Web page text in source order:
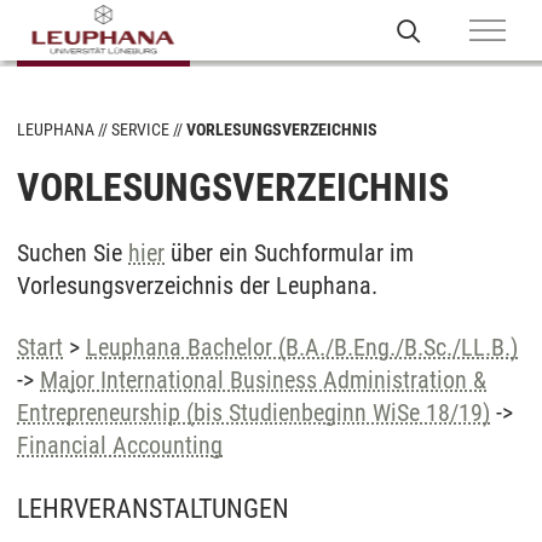
LEUPHANA SERVICE VORLESUNGSVERZEICHNIS
VORLESUNGSVERZEICHNIS
Suchen Sie hier über ein Suchformular im
Vorlesungsverzeichnis der Leuphana.
Start > Leuphana Bachelor (B.A./B.Eng./B.Sc./LL.B.)
-> Major International Business Administration &
Entrepreneurship (bis Studienbeginn WiSe 18/19) ->
Financial Accounting
LEHRVERANSTALTUNGEN